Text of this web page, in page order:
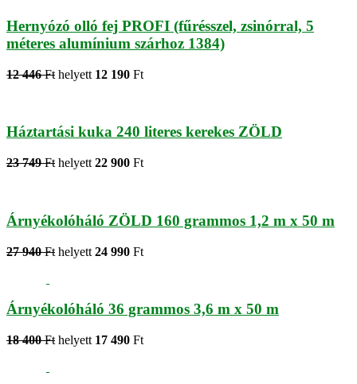
Hernyózó olló fej PROFI (fűrésszel, zsinórral, 5
méteres alumínium szárhoz 1384)
12 446 Ft helyett 12 190 Ft
Háztartási kuka 240 literes kerekes ZÖLD
23 749 Ft helyett 22 900 Ft
Árnyékolóháló ZÖLD 160 grammos 1,2 m x 50 m
27 940 Ft helyett 24 990 Ft
Árnyékolóháló 36 grammos 3,6 m x 50 m
18 400 Ft helyett 17 490 Ft